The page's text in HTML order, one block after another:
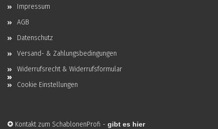
Impressum
AGB
Datenschutz
Versand- & Zahlungsbedingungen
Widerrufsrecht & Widerrufsformular
Cookie Einstellungen
✪ Kontakt zum SchablonenProfi - gibt es hier